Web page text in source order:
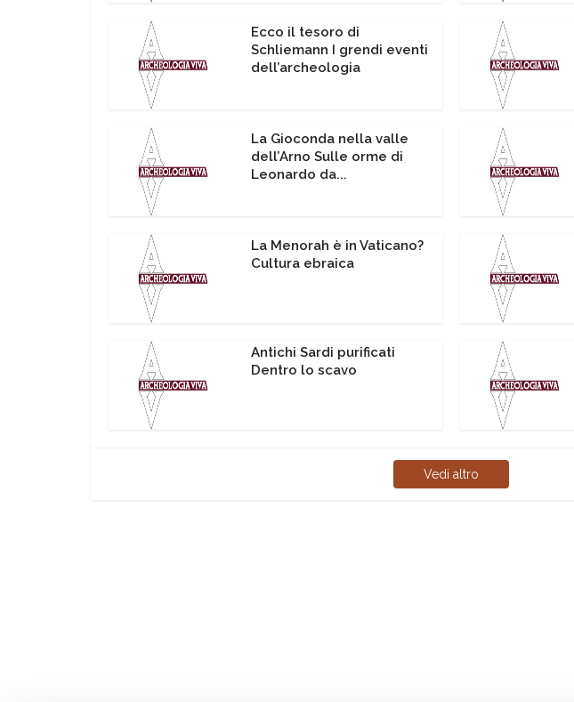
Ecco il tesoro di
Schliemann I grendi eventi
dell’archeologia
La Gioconda nella valle
dell’Arno Sulle orme di
Leonardo da...
La Menorah è in Vaticano?
Cultura ebraica
Antichi Sardi purificati
Dentro lo scavo
Vedi altro